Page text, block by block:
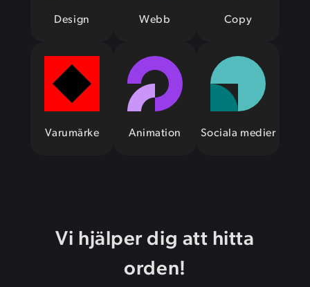
Design Webb Copy
Varumärke Animation Sociala medier
Vi hjälper dig att hitta
orden!